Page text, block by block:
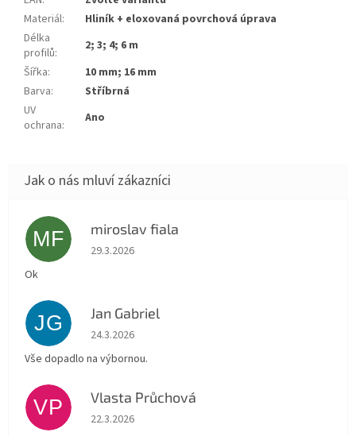
Materiál:
hliník + eloxovaná povrchová úprava
Délka
profilů:
2; 3; 4; 6 m
Šířka:
10 mm; 16 mm
Barva:
stříbrná
UV
ochrana: ano
MF miroslav fiala
Hodnocení obchodu je 5 z 5 hvězdiček.
29.3.2026
Ok
JG Jan Gabriel
Hodnocení obchodu je 5 z 5 hvězdiček.
24.3.2026
Vše dopadlo na výbornou.
VP Vlasta Průchová
Hodnocení obchodu je 5 z 5 hvězdiček.
22.3.2026